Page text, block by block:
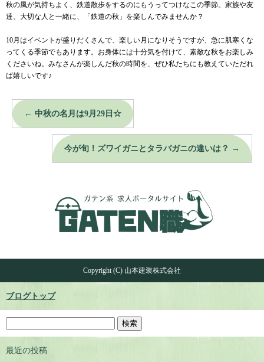
秋の風が気持ちよく、鉄道散歩をするのにもうってつけなこの季節。家族や友
達、大切な人と一緒に、「鉄道の秋」を楽しんでみませんか？
10月はイベントが盛りだくさんで、楽しい月になりそうですが、急に肌寒くな
ってくる季節でもあります。お身体には十分気を付けて、素敵な秋をお楽しみ
くださいね。みなさんが楽しんだ秋の時間を、ぜひ私たちにも教えていただれ
ば嬉しいです♪
← 中秋の名月は9月29日☆
今が旬！ズワイガニとタラバガニの違いは？ →
Copyright (C) 山本建装株式会社
ブログトップ
最近の投稿